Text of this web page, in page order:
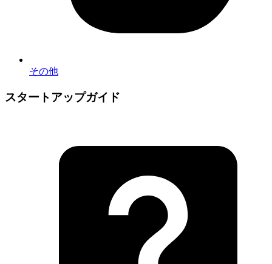
その他
スタートアップガイド